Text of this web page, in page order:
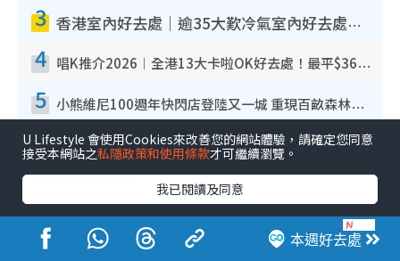
3 香港室內好去處｜逾35大歎冷氣室內好去處推介 室內活動免費避雨無懼落雨
4 唱K推介2026︱全港13大卡啦OK好去處！最平$36起 日文K都有！(附地址+收費詳情)
5 小熊維尼100週年快閃店登陸又一城 重現百畝森林經典場景／獨家限定盲盒登場／專屬DIY香水
本週好去處
U Lifestyle 會使用Cookies來改善您的網站體驗，請確定您同意
接受本網站之私隱政策和使用條款才可繼續瀏覽。
我已閱讀及同意